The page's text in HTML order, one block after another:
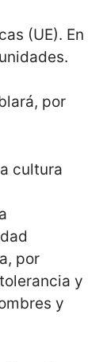
(UE). En
por
cultura
por
y
y